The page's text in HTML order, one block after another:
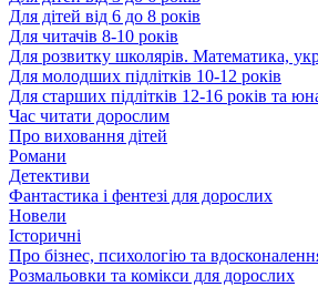
Для дітей від 6 до 8 років
Для читачів 8-10 років
Для розвитку школярів. Математика,
Для молодших підлітків 10-12 років
Для старших підлітків 12-16 років та
Час читати дорослим
Про виховання дітей
Романи
Детективи
Фантастика і фентезі для дорослих
Новели
Історичні
Про бізнес, психологію та
Розмальовки та комікси для дорослих